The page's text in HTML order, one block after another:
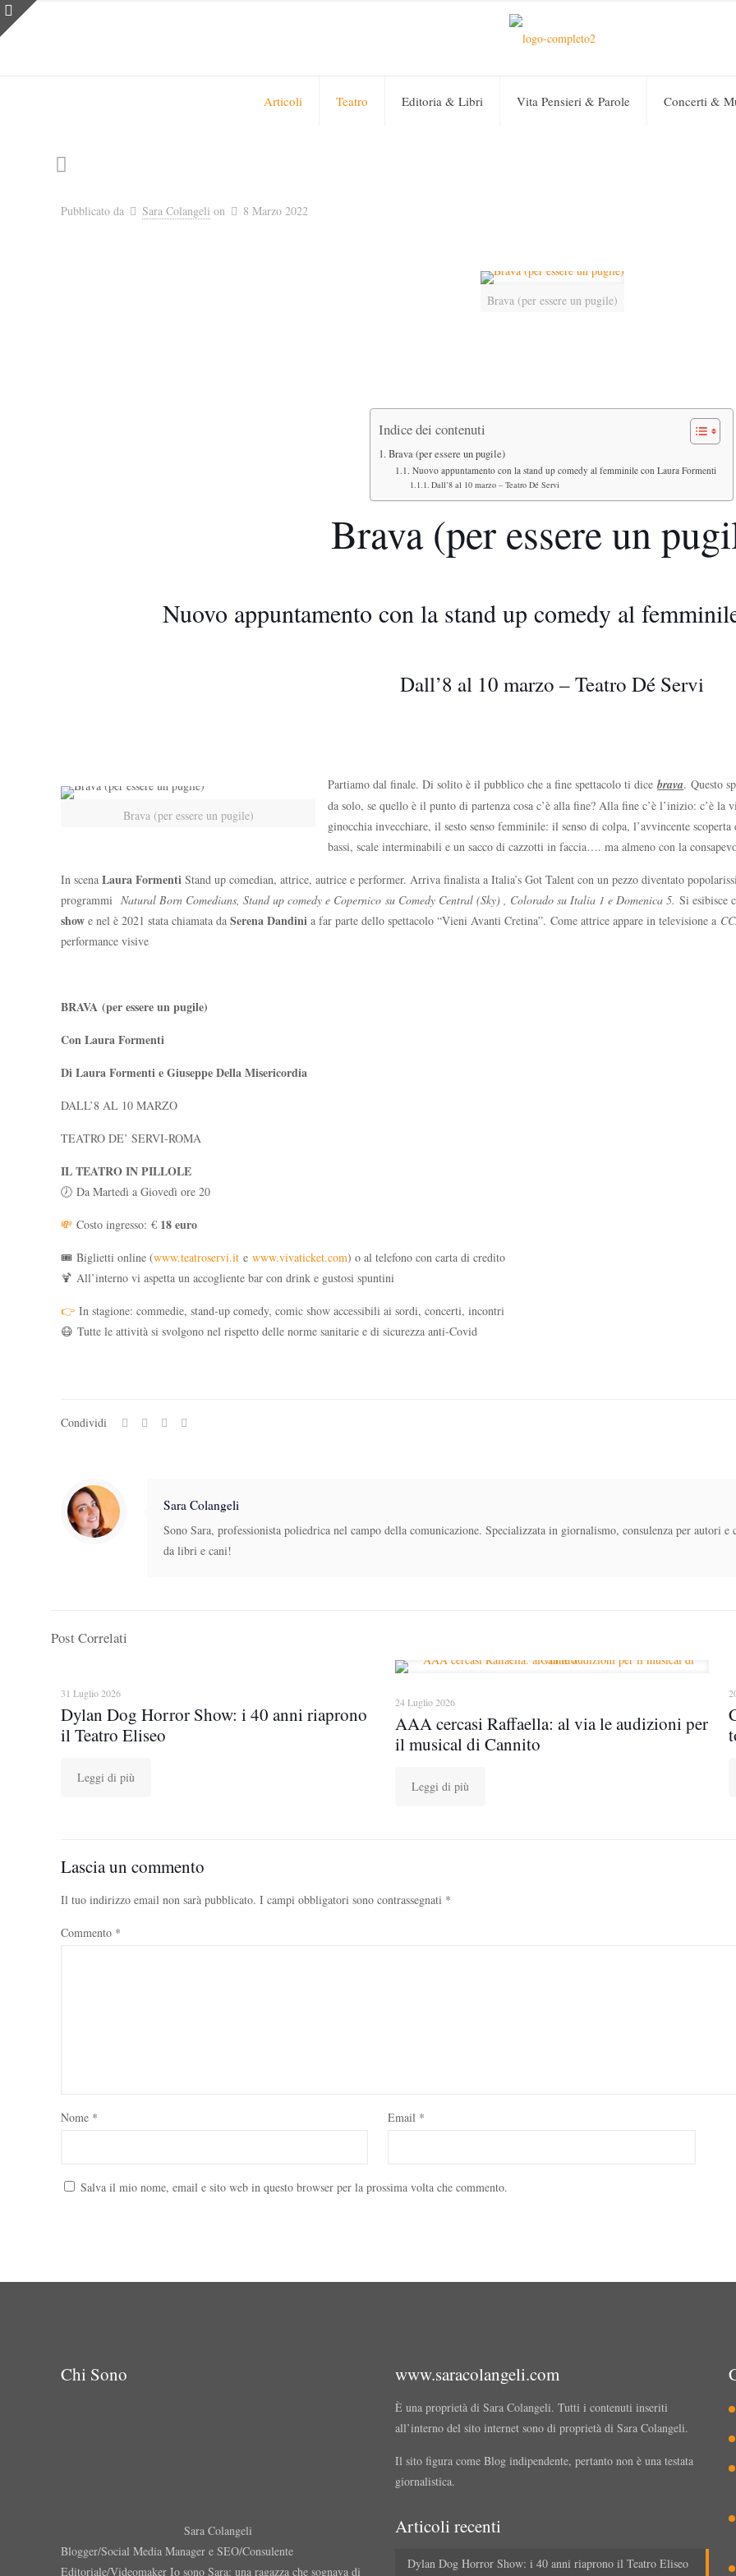
Articoli Teatro Editoria & Libri Vita Pensieri & Parole Concerti &
Pubblicato da Sara Colangeli on 8 Marzo 2022
Brava (per essere un pugile)
Indice dei contenuti
Brava (per essere un pugile)
Nuovo appuntamento con la stand up comedy al femminile con Laura Formenti
Dall’8 al 10 marzo – Teatro Dé Servi
Brava (per essere un
Nuovo appuntamento con la stand up comedy al
Dall’8 al 10 marzo – Teatro Dé Servi
Brava (per essere un pugile)
Partiamo dal finale. Di solito è il pubblico che a fine spettacolo ti dicebrava. Questo
da solo, se quello è il punto di partenza cosa c’è alla fine? Alla fine c’è l’inizio: c’è
ginocchia invecchiare, il sesto senso femminile: il senso di colpa, l’avvincente
bassi, scale interminabili e un sacco di cazzotti in faccia…. ma almeno con la
In scena Laura Formenti Stand up comedian, attrice, autrice e performer. Arriva finalista a Italia’s Got Talent con un pezzo diventato
programmiNatural Born Comedians, Stand up comedy e Copernico su Comedy Central (Sky) , Colorado su Italia 1 e Domenica 5.Si esibisce
show e nel è 2021 stata chiamata daSerena Dandini a far parte dello spettacolo “Vieni Avanti Cretina”. Come attrice appare in televisione a
performance visive
BRAVA (per essere un pugile)
Con Laura Formenti
Di Laura Formenti e Giuseppe Della Misericordia
DALL’8 AL 10 MARZO
TEATRO DE’ SERVI-ROMA
IL TEATRO IN PILLOLE
🕖 Da Martedì a Giovedì ore 20
💸 Costo ingresso: € 18 euro
🎟 Biglietti online (www.teatroservi.it ewww.vivaticket.com) o al telefono con carta di credito
🍹 All’interno vi aspetta un accogliente bar con drink e gustosi spuntini
👉 In stagione: commedie, stand-up comedy, comic show accessibili ai sordi, concerti, incontri
😷 Tutte le attività si svolgono nel rispetto delle norme sanitarie e di sicurezza anti-Covid
Condividi
Sara Colangeli
Sono Sara, professionista poliedrica nel campo della comunicazione. Specializzata in giornalismo, consulenza per autori
da libri e cani!
Post Correlati
31 Luglio 2026
Dylan Dog Horror Show: i 40 anni riaprono
il Teatro Eliseo
Leggi di più
24 Luglio 2026
AAA cercasi Raffaella: al via le audizioni per
il musical di Cannito
Leggi di più
Lascia un commento
Il tuo indirizzo email non sarà pubblicato. I campi obbligatori sono contrassegnati *
Commento *
Nome * Email *
Salva il mio nome, email e sito web in questo browser per la prossima volta che commento.
Chi Sono
Sara Colangeli
Blogger/Social Media Manager e SEO/Consulente
Editoriale/Videomaker Io sono Sara: una ragazza che sognava di
www.saracolangeli.com
È una proprietà di Sara Colangeli. Tutti i contenuti inseriti
all’interno del sito internet sono di proprietà di Sara Colangeli.
Il sito figura come Blog indipendente, pertanto non è una testata
giornalistica.
Articoli recenti
Dylan Dog Horror Show: i 40 anni riaprono il Teatro Eliseo